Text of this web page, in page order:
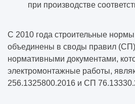
при производстве
С 2010 года строительные
объединены в своды правил
нормативными документами,
электромонтажные работы,
256.1325800.2016 и СП